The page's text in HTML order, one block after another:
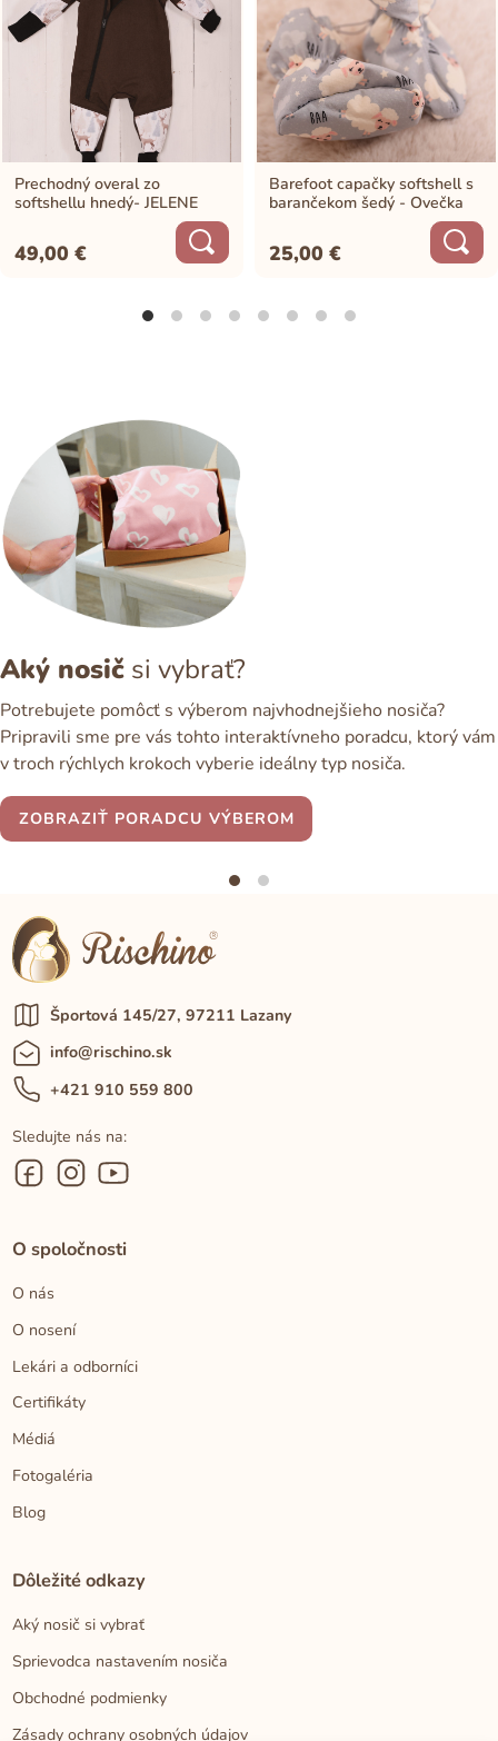
Prechodný overal zo
softshellu hnedý- JELENE
49,00€
Barefoot capačky softshell s
barančekom šedý - Ovečka
25,00€
Aký nosič si vybrať?
Potrebujete pomôcť s výberom najvhodnejšieho nosiča?
Pripravili sme pre vás tohto interaktívneho poradcu, ktorý vám
v troch rýchlych krokoch vyberie ideálny typ nosiča.
ZOBRAZIŤ PORADCU VÝBEROM
Športová 145/27, 97211 Lazany
info@rischino.sk
+421 910 559 800
Sledujte nás na:
O spoločnosti
O nás
O nosení
Lekári a odborníci
Certifikáty
Médiá
Fotogaléria
Blog
Dôležité odkazy
Aký nosič si vybrať
Sprievodca nastavením nosiča
Obchodné podmienky
Zásady ochrany osobných údajov